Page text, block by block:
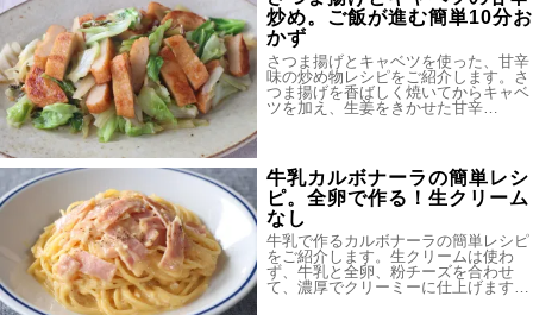
炒め。ご飯が進む簡単10分お
かず
さつま揚げとキャベツを使った、甘辛
味の炒め物レシピをご紹介します。さ
つま揚げを香ばしく焼いてからキャベ
ツを加え、生姜をきかせた甘辛…
牛乳カルボナーラの簡単レシ
ピ。全卵で作る！生クリーム
なし
牛乳で作るカルボナーラの簡単レシピ
をご紹介します。生クリームは使わ
ず、牛乳と全卵、粉チーズを合わせ
て、濃厚でクリーミーに仕上げます…